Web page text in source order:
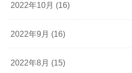
2022年10月 (16)
2022年9月 (16)
2022年8月 (15)